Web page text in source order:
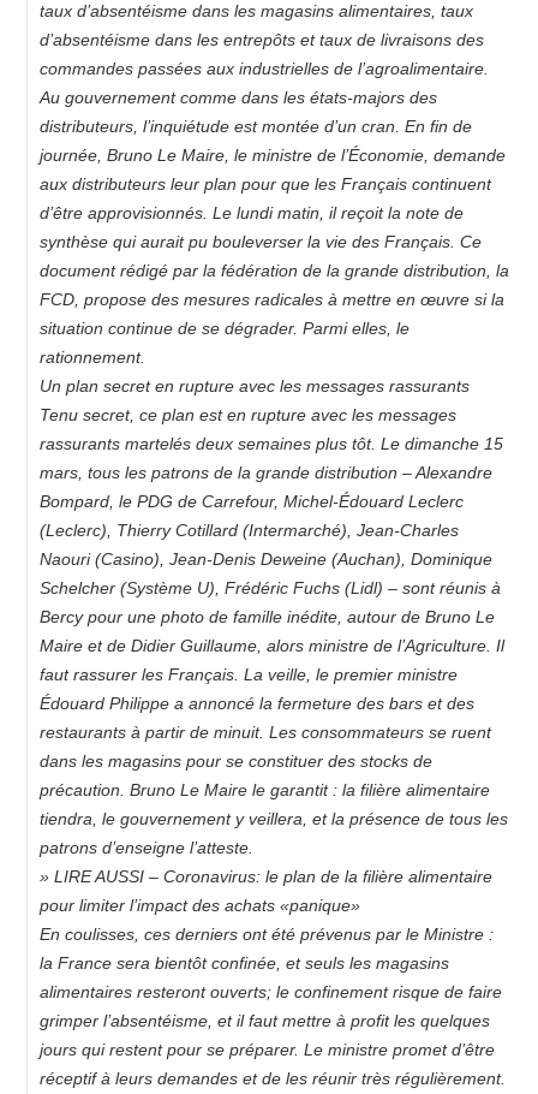
taux d’absentéisme dans les magasins alimentaires, taux
d’absentéisme dans les entrepôts et taux de livraisons des
commandes passées aux industrielles de l’agroalimentaire.
Au gouvernement comme dans les états-majors des
distributeurs, l’inquiétude est montée d’un cran. En fin de
journée, Bruno Le Maire, le ministre de l’Économie, demande
aux distributeurs leur plan pour que les Français continuent
d’être approvisionnés. Le lundi matin, il reçoit la note de
synthèse qui aurait pu bouleverser la vie des Français. Ce
document rédigé par la fédération de la grande distribution, la
FCD, propose des mesures radicales à mettre en œuvre si la
situation continue de se dégrader. Parmi elles, le
rationnement.
Un plan secret en rupture avec les messages rassurants
Tenu secret, ce plan est en rupture avec les messages
rassurants martelés deux semaines plus tôt. Le dimanche 15
mars, tous les patrons de la grande distribution – Alexandre
Bompard, le PDG de Carrefour, Michel-Édouard Leclerc
(Leclerc), Thierry Cotillard (Intermarché), Jean-Charles
Naouri (Casino), Jean-Denis Deweine (Auchan), Dominique
Schelcher (Système U), Frédéric Fuchs (Lidl) – sont réunis à
Bercy pour une photo de famille inédite, autour de Bruno Le
Maire et de Didier Guillaume, alors ministre de l’Agriculture. Il
faut rassurer les Français. La veille, le premier ministre
Édouard Philippe a annoncé la fermeture des bars et des
restaurants à partir de minuit. Les consommateurs se ruent
dans les magasins pour se constituer des stocks de
précaution. Bruno Le Maire le garantit : la filière alimentaire
tiendra, le gouvernement y veillera, et la présence de tous les
patrons d’enseigne l’atteste.
» LIRE AUSSI – Coronavirus: le plan de la filière alimentaire
pour limiter l’impact des achats «panique»
En coulisses, ces derniers ont été prévenus par le Ministre :
la France sera bientôt confinée, et seuls les magasins
alimentaires resteront ouverts; le confinement risque de faire
grimper l’absentéisme, et il faut mettre à profit les quelques
jours qui restent pour se préparer. Le ministre promet d’être
réceptif à leurs demandes et de les réunir très régulièrement.